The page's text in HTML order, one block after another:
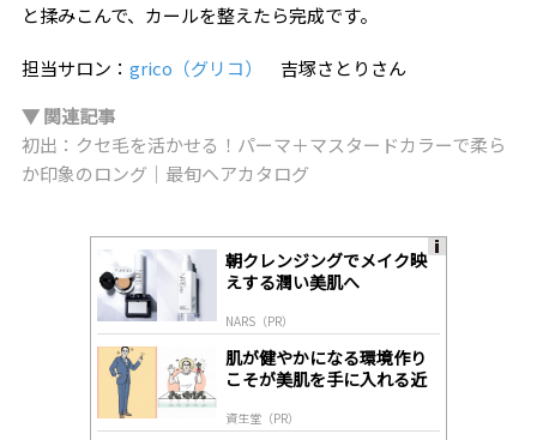
と揉みこんで、カールを整えたら完成です。
担当サロン： grico（グリコ）
吉塚さとりさん
▼ 関連記事
初出：クセ毛を活かせる！パーマ＋マスタードカラーで柔ら
か印象のロング｜最旬ヘアカタログ
朝クレンジングでメイク映
えする潤い美肌へ
NARS（PR）
肌が健やかになる環境作り
こそが美肌を手に入れる近
資生堂（PR）